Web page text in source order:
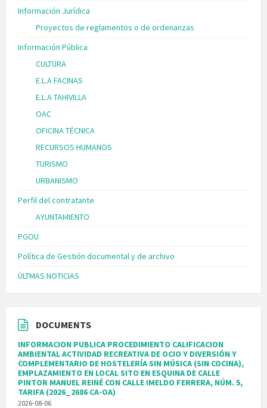
Información Jurídica
Proyectos de reglamentos o de ordenanzas
Información Pública
CULTURA
E.L.A FACINAS
E.L.A TAHIVILLA
OAC
OFICINA TÉCNICA
RECURSOS HUMANOS
TURISMO
URBANISMO
Perfil del contratante
AYUNTAMIENTO
PGOU
Política de Gestión documental y de archivo
ÚLTMAS NOTICIAS
DOCUMENTS
INFORMACION PUBLICA PROCEDIMIENTO CALIFICACION
AMBIENTAL ACTIVIDAD RECREATIVA DE OCIO Y DIVERSIÓN Y
COMPLEMENTARIO DE HOSTELERÍA SIN MÚSICA (SIN COCINA),
EMPLAZAMIENTO EN LOCAL SITO EN ESQUINA DE CALLE
PINTOR MANUEL REINÉ CON CALLE IMELDO FERRERA, NÚM. 5,
TARIFA (2026_2686 CA-OA)
2026-08-06